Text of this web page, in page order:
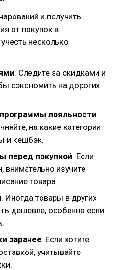
и получить
от покупок в
учесть несколько
. Следите за скидками и
сэкономить на дорогих
лояльности.
на какие категории
и кешбэк.
перед покупкой. Если
внимательно изучите
товара.
. Иногда товары в других
дешевле, особенно если
заранее. Если хотите
учитывайте